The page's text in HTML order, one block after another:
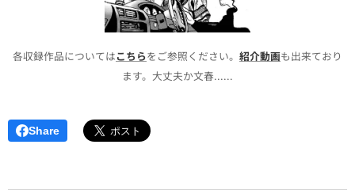
各収録作品についてはこちらをご参照ください。 紹介動画も出来ており
ます。大丈夫か文春......
Share